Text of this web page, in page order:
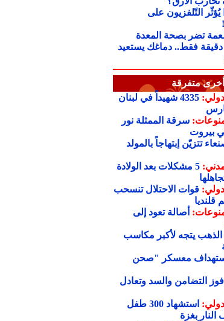
يُؤثّر التّلفزيون على
بـ15 دقيقة فقط.. دماغك يستعيد
متفرقة
4335 شهيداً في لبنان
سرقة الممثلة نور
بيروت
تتزيّن إبتهاجاً بالمولد
5 مشكلات بعد الولادة
قوات الاحتلال تنسحب
أصالة تعود إلى
الذهب يتجه لأكبر مكاسب
معسكر "صحن
فوز التضامن والسد وتعادل
استشهاد 300 طفل
بغزة